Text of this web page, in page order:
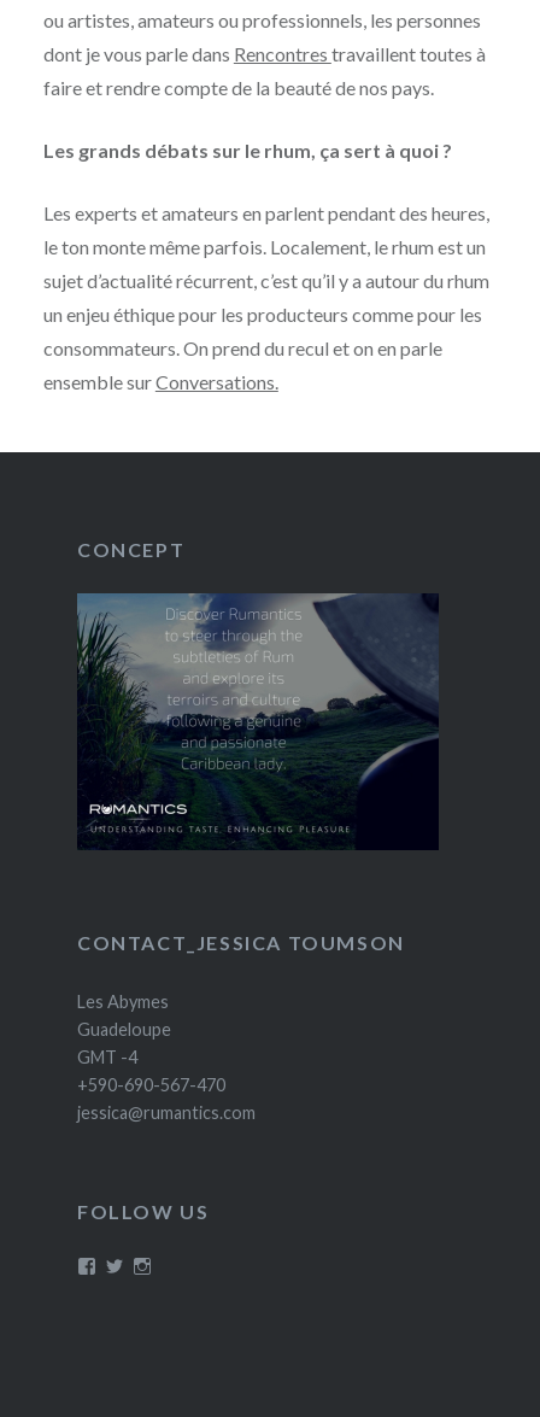
ou artistes, amateurs ou professionnels, les personnes
dont je vous parle dans Rencontres travaillent toutes à
faire et rendre compte de la beauté de nos pays.
Les grands débats sur le rhum, ça sert à quoi ?
Les experts et amateurs en parlent pendant des heures,
le ton monte même parfois. Localement, le rhum est un
sujet d’actualité récurrent, c’est qu’il y a autour du rhum
un enjeu éthique pour les producteurs comme pour les
consommateurs. On prend du recul et on en parle
ensemble surConversations.
CONCEPT
CONTACT_JESSICA TOUMSON
Les Abymes
Guadeloupe
GMT -4
+590-690-567-470
jessica@rumantics.com
FOLLOW US
Voir Voir